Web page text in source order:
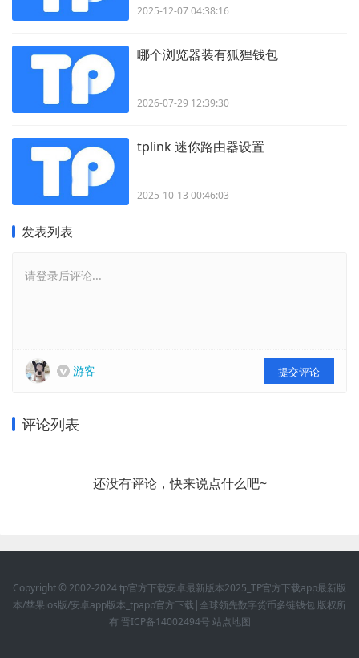
2025-12-07 04:38:16
哪个浏览器装有狐狸钱包
2026-07-29 12:39:30
tplink 迷你路由器设置
2025-10-13 00:46:03
发表列表
请登录后评论...
游客 提交评论
评论列表
还没有评论，快来说点什么吧~
Copyright © 2002-2024 tp官方下载安卓最新版本2025_TP官方下载app最新版
本/苹果ios版/安卓app版本_tpapp官方下载|全球领先数字货币多链钱包 版权所
有 晋ICP备14002494号 站点地图